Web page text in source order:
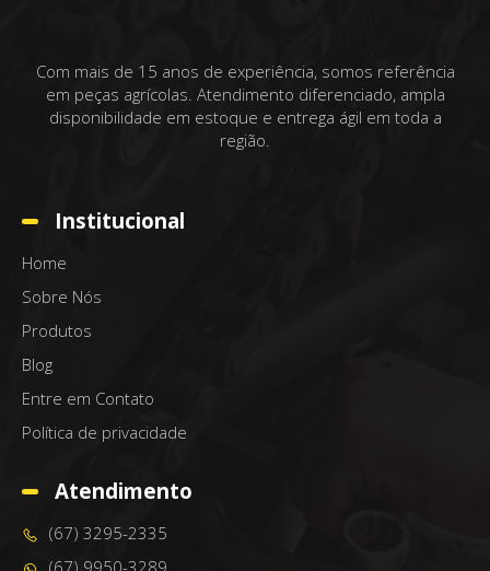
Com mais de 15 anos de experiência, somos referência
em peças agrícolas. Atendimento diferenciado, ampla
disponibilidade em estoque e entrega ágil em toda a
região.
Institucional
Home
Sobre Nós
Produtos
Blog
Entre em Contato
Política de privacidade
Atendimento
(67) 3295-2335
(67) 9950-3289